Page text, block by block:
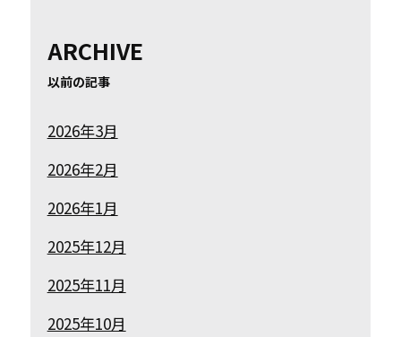
ARCHIVE
以前の記事
2026年3月
2026年2月
2026年1月
2025年12月
2025年11月
2025年10月